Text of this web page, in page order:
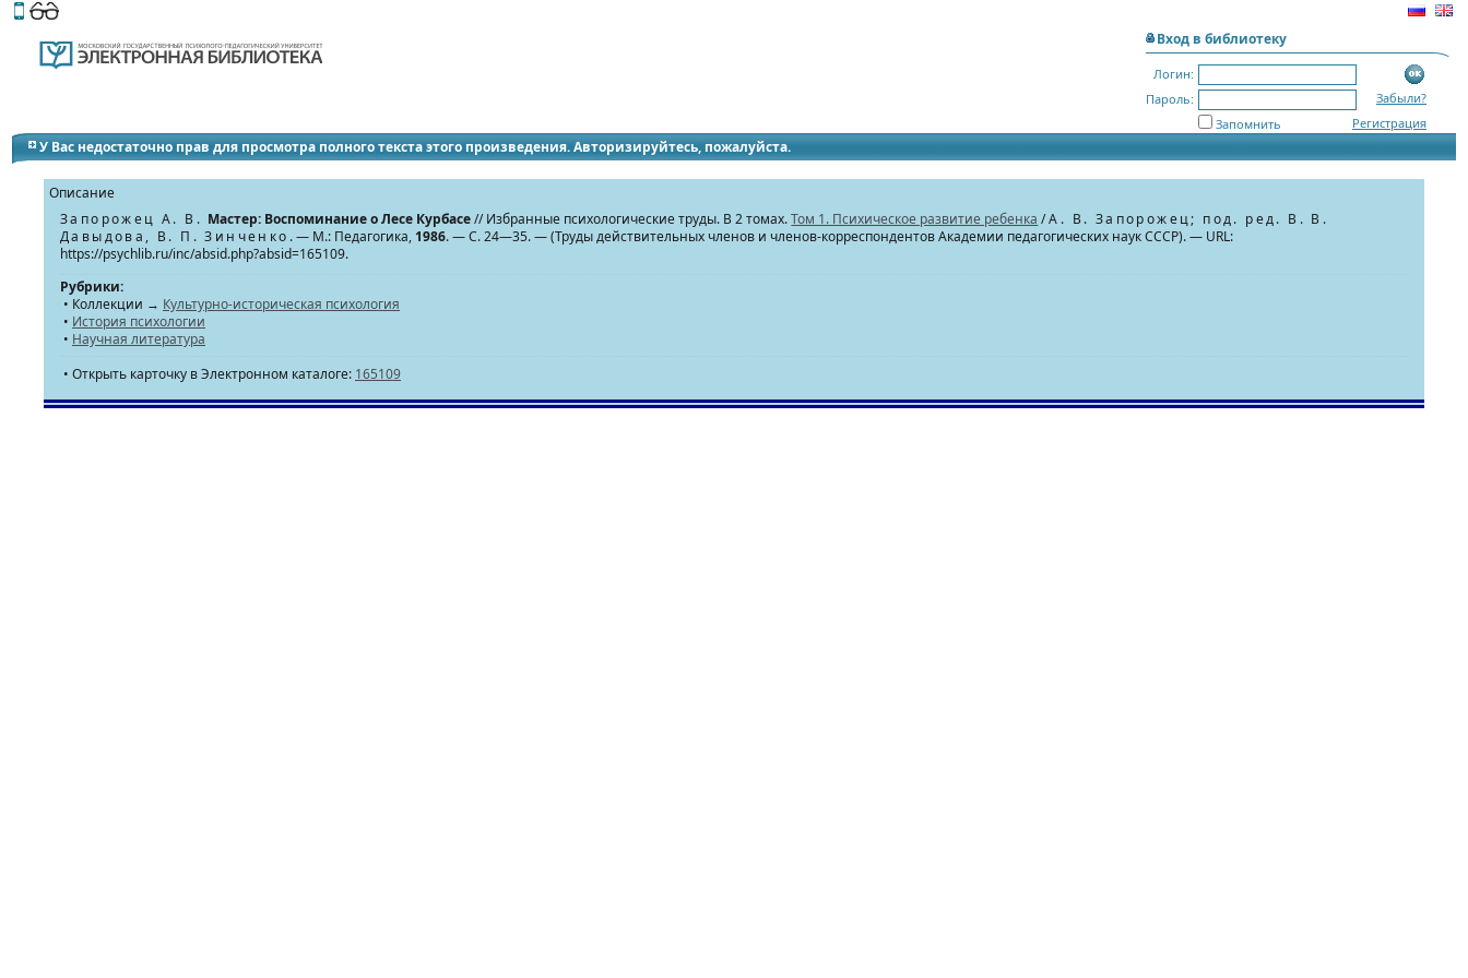
Этот сайт поддерживает
Вход в библиотеку
Логин:
Пароль:
Забыли?
Регистрация
Запомнить
У Вас недостаточно прав для просмотра полного текста этого произведения. Авторизируйтесь, пожалуйста.
Описание
Запорожец А. В. Мастер: Воспоминание о Лесе Курбасе// Избранные психологические труды. В 2 томах.Том 1. Психическое развитие ребенка /А. В. Запорожец; под. ред. В. В.
Давыдова, В. П. Зинченко . — М.: Педагогика, 1986. — С. 24—35. — (Труды действительных членов и членов-корреспондентов Академии педагогических наук СССР). — URL:
https://psychlib.ru/inc/absid.php?absid=165109.
Рубрики:
• Коллекции → Культурно-историческая психология
• История психологии
• Научная литература
• Открыть карточку в Электронном каталоге: 165109